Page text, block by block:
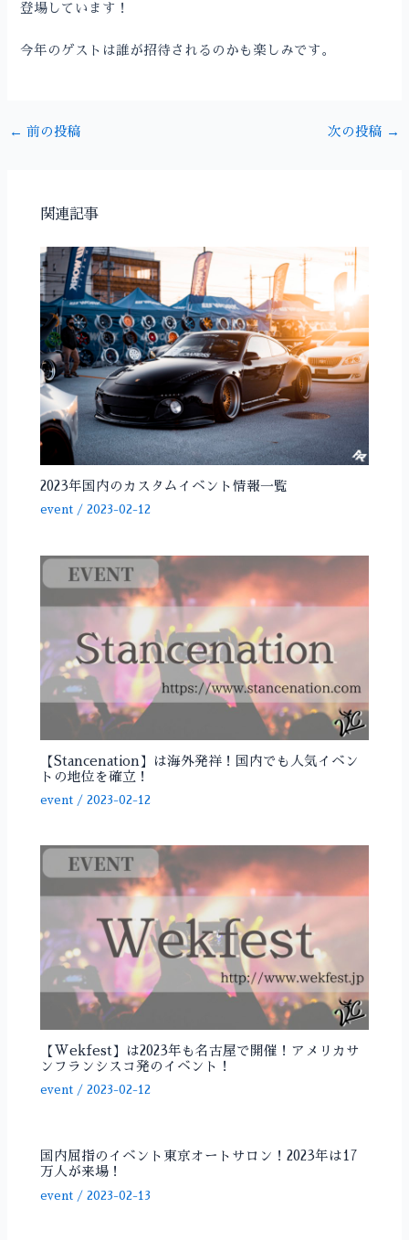
登場しています！
今年のゲストは誰が招待されるのかも楽しみです。
← 前の投稿 次の投稿 →
関連記事
2023年国内のカスタムイベント情報一覧
event /2023-02-12
【Stancenation】は海外発祥！国内でも人気イベン
トの地位を確立！
event /2023-02-12
【Wekfest】は2023年も名古屋で開催！アメリカサ
ンフランシスコ発のイベント！
event /2023-02-12
国内屈指のイベント東京オートサロン！2023年は17
万人が来場！
event /2023-02-13